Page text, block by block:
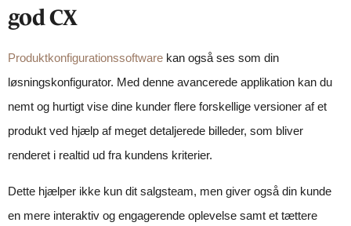
god CX
Produktkonfigurationssoftware kan også ses som din
løsningskonfigurator. Med denne avancerede applikation kan du
nemt og hurtigt vise dine kunder flere forskellige versioner af et
produkt ved hjælp af meget detaljerede billeder, som bliver
renderet i realtid ud fra kundens kriterier.
Dette hjælper ikke kun dit salgsteam, men giver også din kunde
en mere interaktiv og engagerende oplevelse samt et tættere